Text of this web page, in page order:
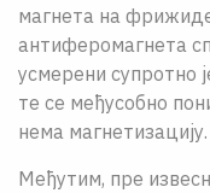
магнета на
антиферомагнета
усмерени супротно
те се међусобно
нема магнетизацију.
Међутим, пре